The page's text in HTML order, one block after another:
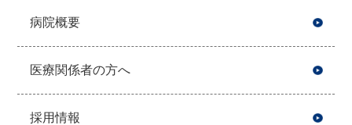
病院概要
医療関係者の方へ
採用情報